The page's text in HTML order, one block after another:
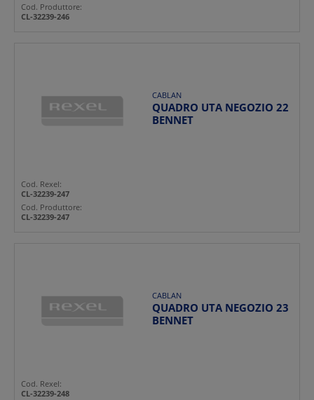
Cod. Produttore:
CL-32239-246
CABLAN
QUADRO UTA NEGOZIO 22
BENNET
Cod. Rexel:
CL-32239-247
Cod. Produttore:
CL-32239-247
CABLAN
QUADRO UTA NEGOZIO 23
BENNET
Cod. Rexel:
CL-32239-248